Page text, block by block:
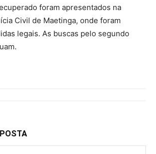
foram apresentados na
Civil de Maetinga, onde foram
legais. As buscas pelo segundo